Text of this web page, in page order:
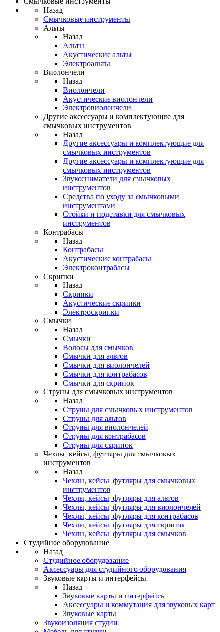
Назад
Смычковые инструменты
Альты
Назад
Альты
Акустические альты
Электроальты
Виолончели
Назад
Виолончели
Акустические виолончели
Электровиолончели
Другие аксессуары и комплектующие для
смычковых инструментов
Назад
Другие аксессуары и комплектующие для
смычковых инструментов
Другие аксессуары и комплектующие для
смычковых инструментов
Звукосниматели для смычковых
инструментов
Средства по уходу за смычковыми
инструментами
Стойки и подставки для смычковых
инструментов
Контрабасы
Назад
Контрабасы
Акустические контрабасы
Электроконтрабасы
Скрипки
Назад
Скрипки
Акустические скрипки
Электроскрипки
Смычки
Назад
Смычки
Волосы для смычков
Смычки для альтов
Смычки для виолончелей
Смычки для контрабасов
Смычки для скрипок
Струны для смычковых инструментов
Назад
Струны для смычковых инструментов
Струны для альтов
Струны для виолончелей
Струны для контрабасов
Струны для скрипок
Чехлы, кейсы, футляры для смычковых
инструментов
Назад
Чехлы, кейсы, футляры для смычковых
инструментов
Чехлы, кейсы, футляры для альтов
Чехлы, кейсы, футляры для виолончелей
Чехлы, кейсы, футляры для контрабасов
Чехлы, кейсы, футляры для скрипок
Чехлы, кейсы, футляры для смычков
Студийное оборудование
Назад
Студийное оборудование
Аксессуары для студийного оборудования
Звуковые карты и интерфейсы
Назад
Звуковые карты и интерфейсы
Аксессуары и коммутация для звуковых карт
Звуковые карты
Звукоизоляция студии